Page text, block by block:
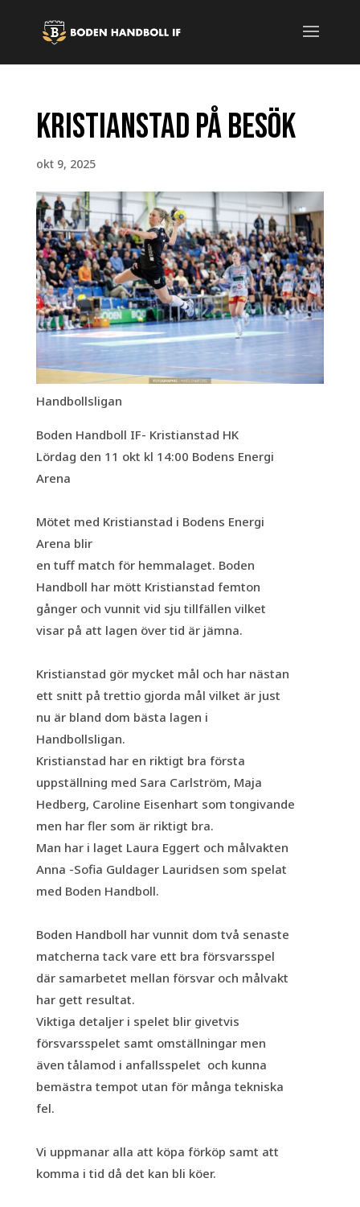
Kristianstad på besök
okt 9, 2025
Handbollsligan
Boden Handboll IF- Kristianstad HK
Lördag den 11 okt kl 14:00 Bodens Energi
Arena
Mötet med Kristianstad i Bodens Energi
Arena blir
en tuff match för hemmalaget. Boden
Handboll har mött Kristianstad femton
gånger och vunnit vid sju tillfällen vilket
visar på att lagen över tid är jämna.
Kristianstad gör mycket mål och har nästan
ett snitt på trettio gjorda mål vilket är just
nu är bland dom bästa lagen i
Handbollsligan.
Kristianstad har en riktigt bra första
uppställning med Sara Carlström, Maja
Hedberg, Caroline Eisenhart som tongivande
men har fler som är riktigt bra.
Man har i laget Laura Eggert och målvakten
Anna -Sofia Guldager Lauridsen som spelat
med Boden Handboll.
Boden Handboll har vunnit dom två senaste
matcherna tack vare ett bra försvarsspel
där samarbetet mellan försvar och målvakt
har gett resultat.
Viktiga detaljer i spelet blir givetvis
försvarsspelet samt omställningar men
även tålamod i anfallsspelet och kunna
bemästra tempot utan för många tekniska
fel.
Vi uppmanar alla att köpa förköp samt att
komma i tid då det kan bli köer.